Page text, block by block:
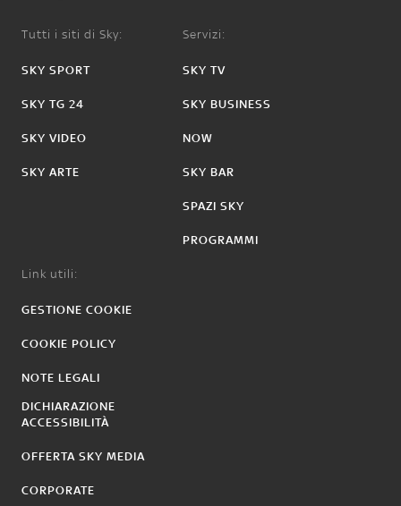
Tutti i siti di Sky:
SKY SPORT
SKY TG 24
SKY VIDEO
SKY ARTE
Servizi:
SKY TV
SKY BUSINESS
NOW
SKY BAR
SPAZI SKY
PROGRAMMI
Link utili:
GESTIONE COOKIE
COOKIE POLICY
NOTE LEGALI
DICHIARAZIONE
ACCESSIBILITÀ
OFFERTA SKY MEDIA
CORPORATE